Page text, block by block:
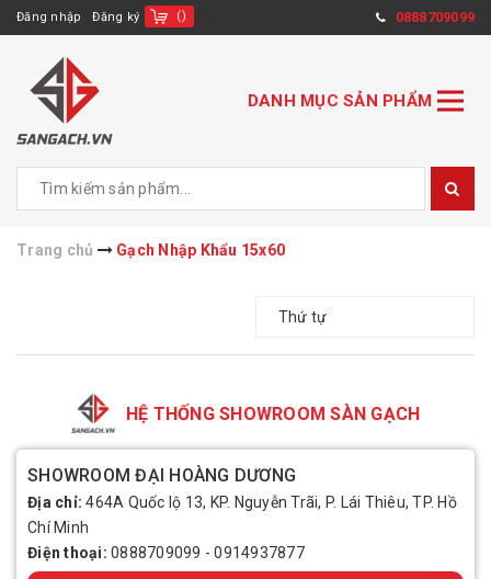
Đăng nhập Đăng ký () 0888709099
DANH MỤC SẢN PHẨM
Trang chủ Gạch Nhập Khẩu 15x60
Thứ tự
HỆ THỐNG SHOWROOM SÀN GẠCH
SHOWROOM ĐẠI HOÀNG DƯƠNG
Địa chỉ:464A Quốc lộ 13, KP. Nguyễn Trãi, P. Lái Thiêu, TP. Hồ
Chí Minh
Điện thoại: 0888709099 -0914937877